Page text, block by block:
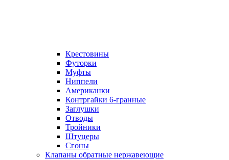
Крестовины
Футорки
Муфты
Ниппели
Американки
Контргайки 6-гранные
Заглушки
Отводы
Тройники
Штуцеры
Сгоны
Клапаны обратные нержавеющие